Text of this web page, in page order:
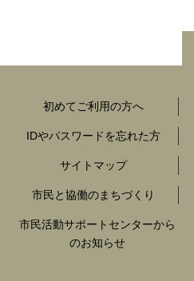
初めてご利用の方へ
IDやパスワードを忘れた方
サイトマップ
市民と協働のまちづくり
市民活動サポートセンターから
のお知らせ